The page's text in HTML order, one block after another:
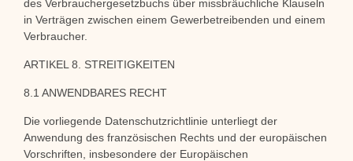
des Verbrauchergesetzbuchs über missbräuchliche Klauseln
in Verträgen zwischen einem Gewerbetreibenden und einem
Verbraucher.
ARTIKEL 8. STREITIGKEITEN
8.1 ANWENDBARES RECHT
Die vorliegende Datenschutzrichtlinie unterliegt der
Anwendung des französischen Rechts und der europäischen
Vorschriften, insbesondere der Europäischen